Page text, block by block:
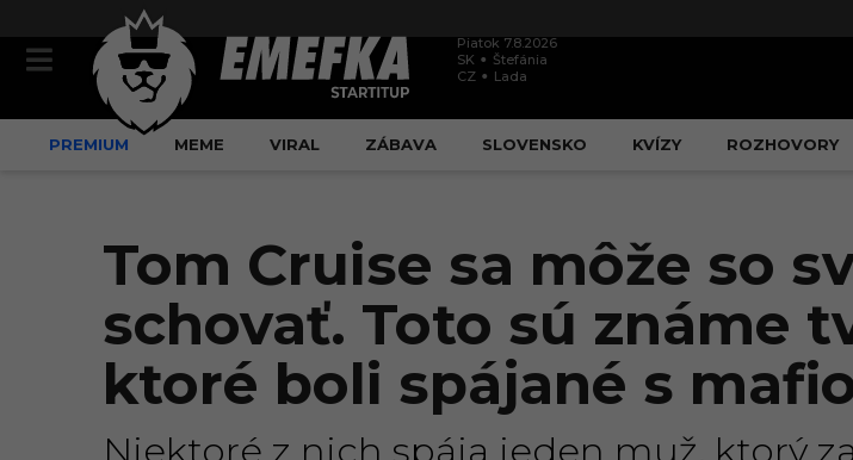
Piatok 7.8.2026
SK
Štefánia
CZ
Lada
PREMIUM MEME VIRAL ZÁBAVA SLOVENSKO KVÍZY ROZHOVORY
Tom Cruise sa môže so
schovať. Toto sú známe
ktoré boli spájané s
Niektoré z nich spája jeden muž, ktorý